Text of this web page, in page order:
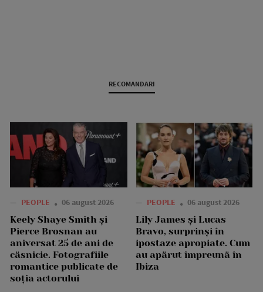
RECOMANDARI
— PEOPLE 06 august 2026
Keely Shaye Smith și
Pierce Brosnan au
aniversat 25 de ani de
căsnicie. Fotografiile
romantice publicate de
soția actorului
— PEOPLE 06 august 2026
Lily James și Lucas
Bravo, surprinși în
ipostaze apropiate. Cum
au apărut împreună în
Ibiza